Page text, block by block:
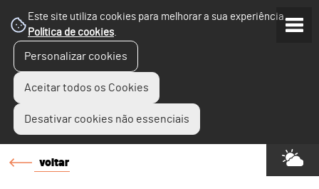
Este site utiliza cookies para melhorar a sua experiência.
Política de cookies.
Personalizar cookies
Aceitar todos os Cookies
Desativar cookies não essenciais
voltar